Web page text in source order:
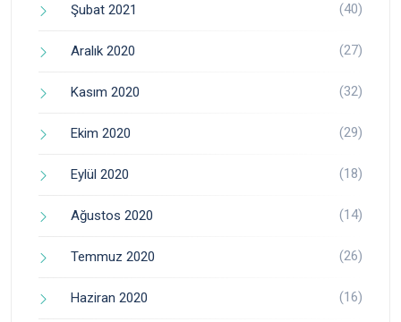
Şubat 2021 (40)
Aralık 2020 (27)
Kasım 2020 (32)
Ekim 2020 (29)
Eylül 2020 (18)
Ağustos 2020 (14)
Temmuz 2020 (26)
Haziran 2020 (16)